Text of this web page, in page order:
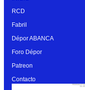
RCD
Fabril
Dépor ABANCA
Foro Dépor
Patreon
Contacto